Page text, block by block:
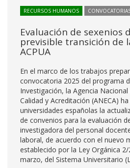
RECURSOS HUMANOS
Evaluación de sexenios
previsible transición de
ACPUA
En el marco de los trabajos
convocatoria 2025 del programa
Investigación, la Agencia
Calidad y Acreditación (ANECA)
universidades españolas la
de convenios para la evaluación
investigadora del personal
laboral, de acuerdo con el nuevo
establecido por la Ley Orgánica
marzo, del Sistema Universitario